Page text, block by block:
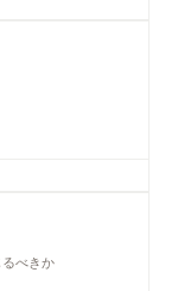
るべきか